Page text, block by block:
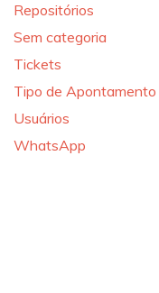
Repositórios
Sem categoria
Tickets
Tipo de Apontamento
Usuários
WhatsApp